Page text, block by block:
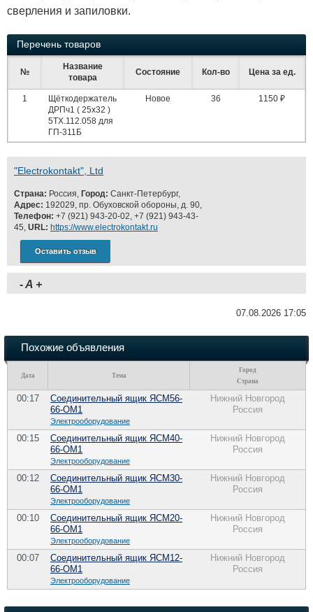
сверления и запиловки.
Перечень товаров
№
Название
товара
Состояние Кол-во Цена за ед.
1
Щёткодержатель
ДРПч1 ( 25х32 )
5ТХ.112.058 для
ГП-311Б
Новое 36 1150 ₽
"Electrokontakt", Ltd
Страна: Россия, Город: Санкт-Петербург,
Адрес: 192029, пр. Обуховской обороны, д. 90,
Телефон: +7 (921) 943-20-02, +7 (921) 943-43-
45, URL: https://www.electrokontakt.ru
Оставить отзыв
-A +
07.08.2026 17:05
Похожие объявления
Дата Тема
Город
Страна
00:17
Соединительный ящик ЯСМ56-
66-ОМ1
Электрооборудование
Нижний Новгород
Россия
00:15
Соединительный ящик ЯСМ40-
66-ОМ1
Электрооборудование
Нижний Новгород
Россия
00:12
Соединительный ящик ЯСМ30-
66-ОМ1
Электрооборудование
Нижний Новгород
Россия
00:10
Соединительный ящик ЯСМ20-
66-ОМ1
Электрооборудование
Нижний Новгород
Россия
00:07
Соединительный ящик ЯСМ12-
66-ОМ1
Электрооборудование
Нижний Новгород
Россия